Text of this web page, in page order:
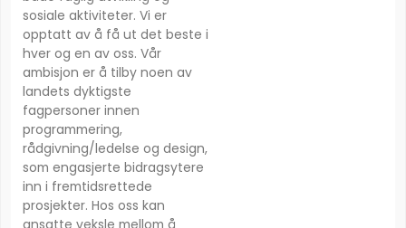
sosiale aktiviteter. Vi er
opptatt av å få ut det beste i
hver og en av oss. Vår
ambisjon er å tilby noen av
landets dyktigste
fagpersoner innen
programmering,
rådgivning/ledelse og design,
som engasjerte bidragsytere
inn i fremtidsrettede
prosjekter. Hos oss kan
ansatte veksle mellom å